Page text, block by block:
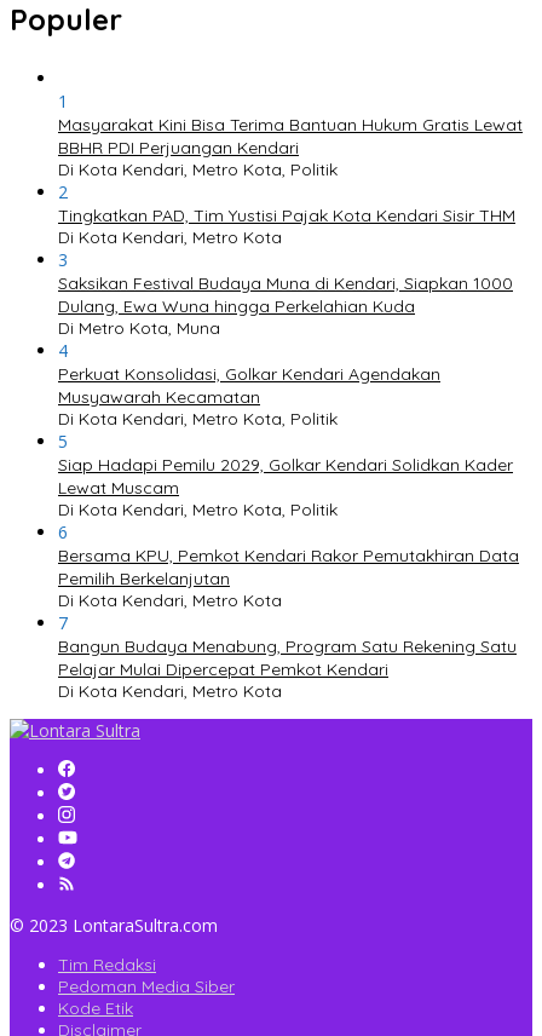
Populer
1
Masyarakat Kini Bisa Terima Bantuan Hukum Gratis Lewat
BBHR PDI Perjuangan Kendari
Di Kota Kendari, Metro Kota, Politik
2
Tingkatkan PAD, Tim Yustisi Pajak Kota Kendari Sisir THM
Di Kota Kendari, Metro Kota
3
Saksikan Festival Budaya Muna di Kendari, Siapkan 1000
Dulang, Ewa Wuna hingga Perkelahian Kuda
Di Metro Kota, Muna
4
Perkuat Konsolidasi, Golkar Kendari Agendakan
Musyawarah Kecamatan
Di Kota Kendari, Metro Kota, Politik
5
Siap Hadapi Pemilu 2029, Golkar Kendari Solidkan Kader
Lewat Muscam
Di Kota Kendari, Metro Kota, Politik
6
Bersama KPU, Pemkot Kendari Rakor Pemutakhiran Data
Pemilih Berkelanjutan
Di Kota Kendari, Metro Kota
7
Bangun Budaya Menabung, Program Satu Rekening Satu
Pelajar Mulai Dipercepat Pemkot Kendari
Di Kota Kendari, Metro Kota
© 2023 LontaraSultra.com
Tim Redaksi
Pedoman Media Siber
Kode Etik
Disclaimer